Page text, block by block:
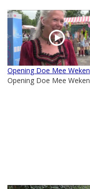
Opening Doe Mee Weken
Opening Doe Mee Weken